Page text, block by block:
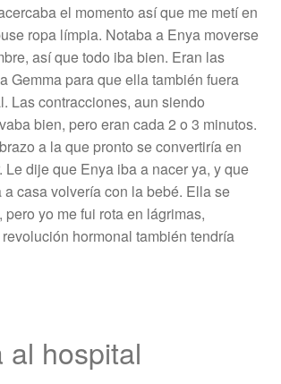
el momento así que me metí en
ropa límpia. Notaba a Enya moverse
así que todo iba bien. Eran las
Gemma para que ella también fuera
Las contracciones, aun siendo
bien, pero eran cada 2 o 3 minutos.
a la que pronto se convertiría en
Le dije que Enya iba a nacer ya, y que
casa volvería con la bebé. Ella se
yo me fui rota en lágrimas,
hormonal también tendría
al hospital